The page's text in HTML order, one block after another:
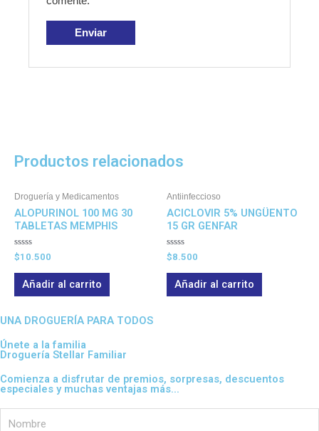
Productos relacionados
Droguería y Medicamentos
ALOPURINOL 100 MG 30
TABLETAS MEMPHIS
Valorado
en
0
$10.500
Añadir al carrito
Antiinfeccioso
ACICLOVIR 5% UNGÜENTO
15 GR GENFAR
Valorado
en
0
$8.500
Añadir al carrito
UNA DROGUERÍA PARA TODOS
Únete a la familia
Droguería Stellar Familiar
Comienza a disfrutar de premios, sorpresas, descuentos
especiales y muchas ventajas más...
Nombre